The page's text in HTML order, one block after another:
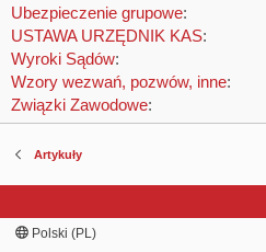
Ubezpieczenie grupowe
USTAWA URZĘDNIK KAS
Wyroki Sądów
Wzory wezwań, pozwów, inne
Związki Zawodowe
Artykuły
Polski (PL)